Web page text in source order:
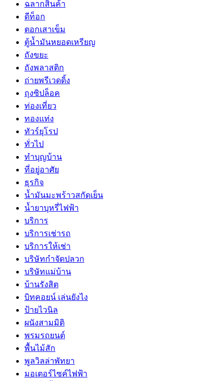
ฉลากสินค้า
ดีท็อก
ตอกเสาเข็ม
ตู้น้ำมันหยอดเหรียญ
ถังขยะ
ถังพลาสติก
ถ่ายพรีเวดดิ้ง
ถุงซิปล็อค
ท่องเที่ยว
ทองแท่ง
ทัวร์ยุโรป
ทั่วไป
ทำบุญบ้าน
ที่อยู่อาศัย
ธุรกิจ
น้ำมันมะพร้าวสกัดเย็น
น้ำยาบุหรี่ไฟฟ้า
บริการ
บริการเช่ารถ
บริการให้เช่า
บริษัทกำจัดปลวก
บริษัทแม่บ้าน
บ้านรังสิต
บิทคอยน์ เล่นยังไง
ป้ายไวนิล
ผนังสามมิติ
พรมรถยนต์
พื้นไม้สัก
พูลวิลล่าพัทยา
มอเตอร์ไซค์ไฟฟ้า